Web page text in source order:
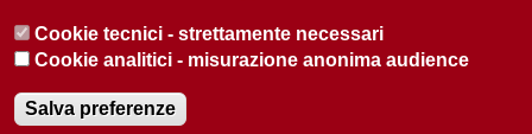
Cookie tecnici - strettamente necessari
Cookie analitici - misurazione anonima audience
Salva preferenze